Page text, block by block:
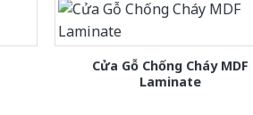
Cửa Gỗ Chống Cháy MDF
Laminate